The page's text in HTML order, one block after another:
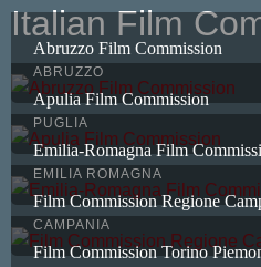
Italian Film
Abruzzo Film Commission
ABRUZZO
Apulia Film Commission
PUGLIA
Emilia-Romagna Film
EMILIA ROMAGNA
Film Commission Regione
CAMPANIA
Film Commission Torino